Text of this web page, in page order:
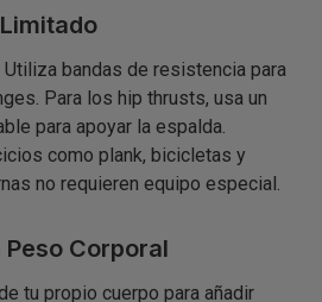
Utiliza bandas de resistencia para
Para los hip thrusts, usa un
para apoyar la espalda.
como plank, bicicletas y
no requieren equipo especial.
Corporal
tu propio cuerpo para añadir